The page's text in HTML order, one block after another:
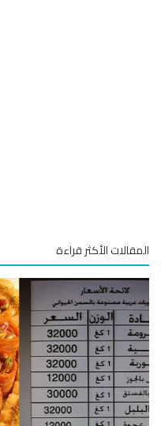
الأكثر قراءة